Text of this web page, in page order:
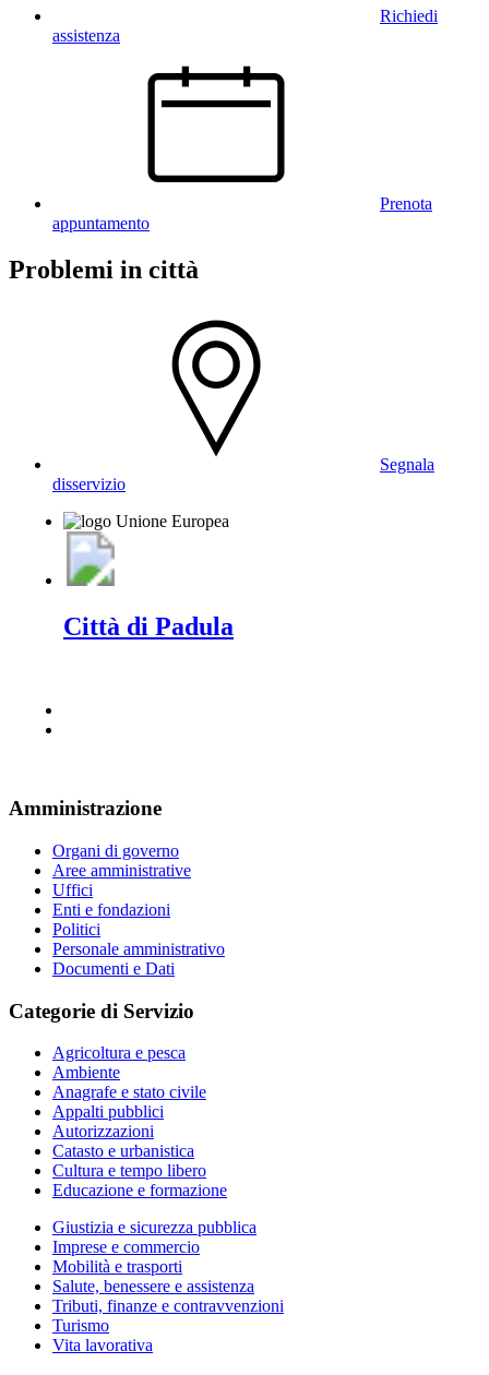
Richiedi
assistenza
Prenota
appuntamento
Problemi in città
Segnala
disservizio
Città di Padula
Amministrazione
Organi di governo
Aree amministrative
Uffici
Enti e fondazioni
Politici
Personale amministrativo
Documenti e Dati
Categorie di Servizio
Agricoltura e pesca
Ambiente
Anagrafe e stato civile
Appalti pubblici
Autorizzazioni
Catasto e urbanistica
Cultura e tempo libero
Educazione e formazione
Giustizia e sicurezza pubblica
Imprese e commercio
Mobilità e trasporti
Salute, benessere e assistenza
Tributi, finanze e contravvenzioni
Turismo
Vita lavorativa